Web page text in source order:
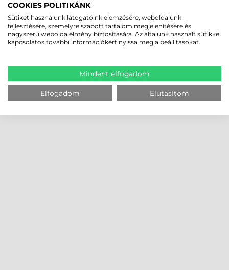
COOKIES POLITIKÁNK
Sütiket használunk látogatóink elemzésére, weboldalunk
fejlesztésére, személyre szabott tartalom megjelenítésére és
nagyszerű weboldalélmény biztosítására. Az általunk használt sütikkel
kapcsolatos további információkért nyissa meg a beállításokat.
Mindent elfogadom
Elfogadom Elutasítom